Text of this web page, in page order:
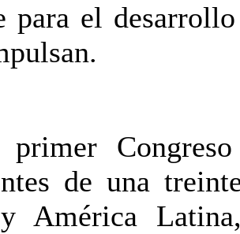
para el
primer
de una
América